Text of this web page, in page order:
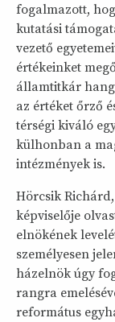
fogalmazott,
kutatási
vezető
értékeinket
államtitkár
az értéket őrző
térségi kiváló
külhonban a
intézmények is.
Hörcsik
képviselője
elnökének
személyesen
házelnök úgy
rangra
református